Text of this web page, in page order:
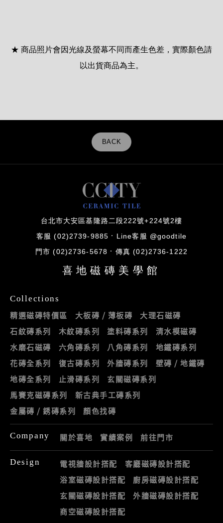
★ 商品照片會因光線及螢幕不同而產生色差，實際顏色請
以出貨商品為主。
BACK
台北市大安區基隆路二段222號+224號2樓
客服 (02)2739-9885 Line客服 @goodtile
門市 (02)2736-5678 傳真 (02)2736-1222
喜地磁磚美學館
Collections
精選磁磚特價區 大板磚 / 薄板磚
大理石磁磚
石紋磚系列
木紋磚系列 塗料磚系列
清水模磁磚
水磨石磁磚
六角磚系列 八角磚系列
地鐵磚系列
花磚全系列
復古磚系列 外牆磚系列
壁磚 / 地鐵磚
地磚全系列
止滑磚系列
玄關磁磚系列
馬賽克磁磚系列
新古典手工磚系列
金屬磚 / 銹磚系列
顏色找磚
Company 關於喜地 實績案例 前往門市
Design 電視牆設計搭配
客廳磁磚設計搭配
浴室磁磚設計搭配
廚房磁磚設計搭配
玄關磁磚設計搭配
外牆磁磚設計搭配
商空磁磚設計搭配